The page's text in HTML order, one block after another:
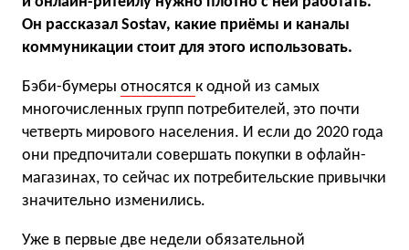
Он рассказал Sostav, какие приёмы и каналы
коммуникации стоит для этого использовать.
Бэби-бумеры относятся к одной из самых
многочисленных групп потребителей, это почти
четверть мирового населения. И если до 2020 года
они предпочитали совершать покупки в офлайн-
магазинах, то сейчас их потребительские привычки
значительно изменились.
Уже в первые две недели обязательной